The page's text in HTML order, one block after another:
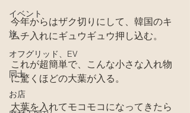
イベント
旅
オフグリッド、EV
同士
お店
今年からはザク切りにして、韓国のキ
ムチ入れにギュウギュウ押し込む。
これが超簡単で、こんな小さな入れ物
に驚くほどの大葉が入る。
大葉を入れてモコモコになってきたら